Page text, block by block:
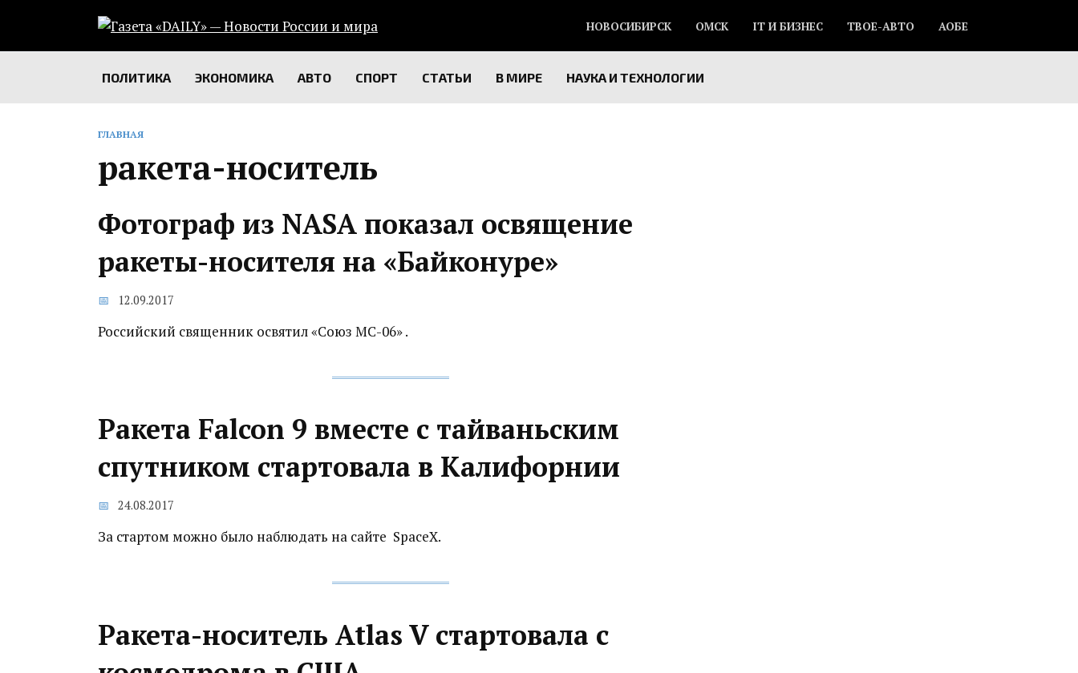
содержанию
НОВОСИБИРСК ОМСК IT И БИЗНЕС ТВОЕ-АВТО АОБЕ
ПОЛИТИКА ЭКОНОМИКА АВТО СПОРТ СТАТЬИ В МИРЕ НАУКА И ТЕХНОЛОГИИ
ГЛАВНАЯ
ракета-носитель
Фотограф из NASA показал освящение
ракеты-носителя на «Байконуре»
12.09.2017
Российский священник освятил «Союз МС-06» .
Ракета Falcon 9 вместе с тайваньским
спутником стартовала в Калифорнии
24.08.2017
За стартом можно было наблюдать на сайте SpaceX.
Ракета-носитель Atlas V стартовала с